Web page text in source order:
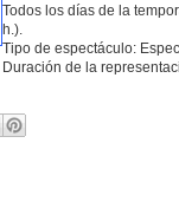
Todos los días de la
h.).
Tipo de espectáculo:
Duración de la